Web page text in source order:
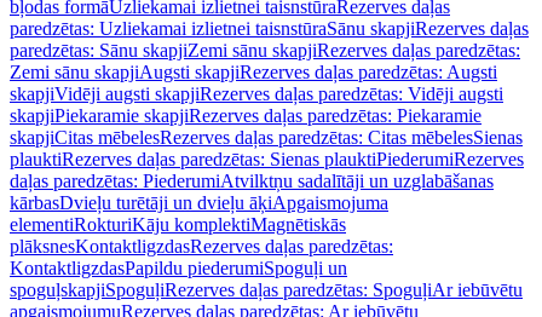
bļodas formāUzliekamai izlietnei taisnstūraRezerves daļas
paredzētas: Uzliekamai izlietnei taisnstūraSānu skapjiRezerves daļas
paredzētas: Sānu skapjiZemi sānu skapjiRezerves daļas paredzētas:
Zemi sānu skapjiAugsti skapjiRezerves daļas paredzētas: Augsti
skapjiVidēji augsti skapjiRezerves daļas paredzētas: Vidēji augsti
skapjiPiekaramie skapjiRezerves daļas paredzētas: Piekaramie
skapjiCitas mēbelesRezerves daļas paredzētas: Citas mēbelesSienas
plauktiRezerves daļas paredzētas: Sienas plauktiPiederumiRezerves
daļas paredzētas: PiederumiAtvilktņu sadalītāji un uzglabāšanas
kārbasDvieļu turētāji un dvieļu āķiApgaismojuma
elementiRokturiKāju komplektiMagnētiskās
plāksnesKontaktligzdasRezerves daļas paredzētas:
KontaktligzdasPapildu piederumiSpoguļi un
spoguļskapjiSpoguļiRezerves daļas paredzētas: SpoguļiAr iebūvētu
apgaismojumuRezerves daļas paredzētas: Ar iebūvētu